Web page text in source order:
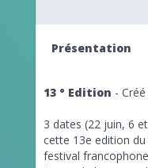
Présentation
13 ° Edition -
3 dates (22 juin, 6
cette 13e edition
festival